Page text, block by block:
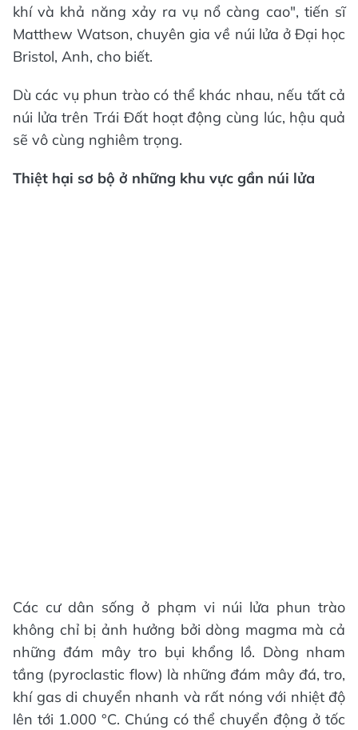
khí và khả năng xảy ra vụ nổ càng cao", tiến sĩ
Matthew Watson, chuyên gia về núi lửa ở Đại học
Bristol, Anh, cho biết.
Dù các vụ phun trào có thể khác nhau, nếu tất cả
núi lửa trên Trái Đất hoạt động cùng lúc, hậu quả
sẽ vô cùng nghiêm trọng.
Thiệt hại sơ bộ ở những khu vực gần núi lửa
Các cư dân sống ở phạm vi núi lửa phun trào
không chỉ bị ảnh hưởng bởi dòng magma mà cả
những đám mây tro bụi khổng lồ. Dòng nham
tầng (pyroclastic flow) là những đám mây đá, tro,
khí gas di chuyển nhanh và rất nóng với nhiệt độ
lên tới 1.000 °C. Chúng có thể chuyển động ở tốc